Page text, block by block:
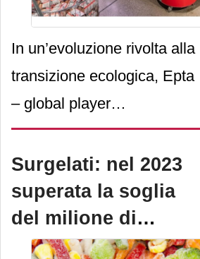
In un’evoluzione rivolta alla
transizione ecologica, Epta
– global player
indipendente specializzato
nella refrigerazione
commerciale – si propone
in qualità di “green
transition enabler”,
Surgelati: nel 2023
superata la soglia
del milione di
tonnellate